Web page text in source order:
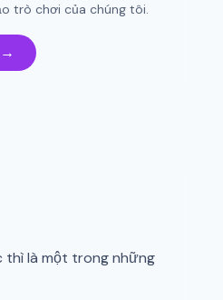
trò chơi của chúng tôi.
thì là một trong những